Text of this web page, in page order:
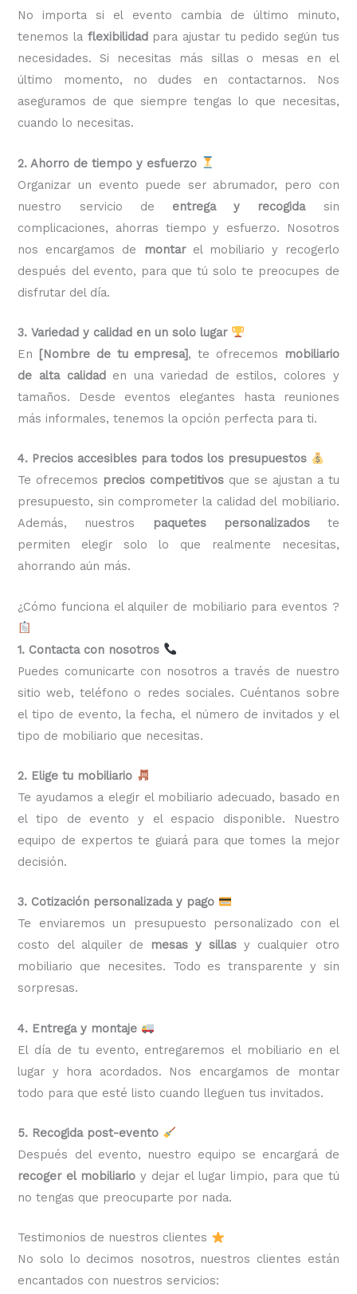
No importa si el evento cambia de último minuto,
tenemos la flexibilidadpara ajustar tu pedido según tus
necesidades. Si necesitas más sillas o mesas en el
último momento, no dudes en contactarnos. Nos
aseguramos de que siempre tengas lo que necesitas,
cuando lo necesitas.
2. Ahorro de tiempo y esfuerzo
Organizar un evento puede ser abrumador, pero con
nuestro servicio de entrega y recogidasin
complicaciones, ahorras tiempo y esfuerzo. Nosotros
nos encargamos de
montarel mobiliario y recogerlo
después del evento, para que tú solo te preocupes de
disfrutar del día.
3. Variedad y calidad en un solo lugar
En [Nombre de tu empresa], te ofrecemos
mobiliario
de alta calidaden una variedad de estilos, colores y
tamaños. Desde eventos elegantes hasta reuniones
más informales, tenemos la opción perfecta para ti.
4. Precios accesibles para todos los presupuestos
Te ofrecemos precios competitivos que se ajustan a tu
presupuesto, sin comprometer la calidad del mobiliario.
Además, nuestros
paquetes personalizadoste
permiten elegir solo lo que realmente necesitas,
ahorrando aún más.
¿Cómo funciona el alquiler de mobiliario para eventos ?
1. Contacta con nosotros
Puedes comunicarte con nosotros a través de nuestro
sitio web, teléfono o redes sociales. Cuéntanos sobre
el tipo de evento, la fecha, el número de invitados y el
tipo de mobiliario que necesitas.
2. Elige tu mobiliario
Te ayudamos a elegir el mobiliario adecuado, basado en
el tipo de evento y el espacio disponible. Nuestro
equipo de expertos te guiará para que tomes la mejor
decisión.
3. Cotización personalizada y pago
Te enviaremos un presupuesto personalizado con el
costo del alquiler de
mesas y sillas y cualquier otro
mobiliario que necesites. Todo es transparente y sin
sorpresas.
4. Entrega y montaje
El día de tu evento, entregaremos el mobiliario en el
lugar y hora acordados. Nos encargamos de montar
todo para que esté listo cuando lleguen tus invitados.
5. Recogida post-evento
Después del evento, nuestro equipo se encargará de
recoger el mobiliario y dejar el lugar limpio, para que tú
no tengas que preocuparte por nada.
Testimonios de nuestros clientes
No solo lo decimos nosotros, nuestros clientes están
encantados con nuestros servicios: